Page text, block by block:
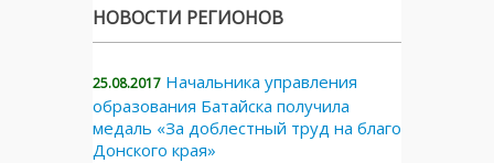
НОВОСТИ РЕГИОНОВ
25.08.2017 Начальника управления
образования Батайска получила
медаль «За доблестный труд на благо
Донского края»